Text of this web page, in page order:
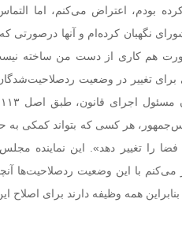
‌بودم، اعتراض می‌کنم، اما
نگهبان کرده‌ام و آنها درصورتی
هم کاری از دست من ساخته
برای تغییر در وضعیت
هر کسی که بتواند کمکی به
فضا را تغییر دهد». این نماینده
با این وضعیت ردصلاحیت‌ها
همه وظیفه دارند برای اصلاح